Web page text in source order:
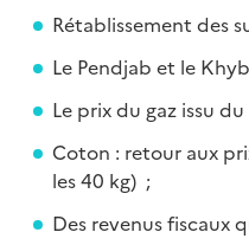
Rétablissement des
Le Pendjab et le
Le prix du gaz issu
Coton : retour aux
les 40 kg) ;
Des revenus fiscaux